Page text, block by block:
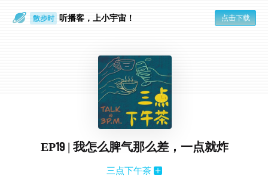
散步时 听播客，上小宇宙！ 点击下载
EP19 | 我怎么脾气那么差，一点就炸
三点下午茶